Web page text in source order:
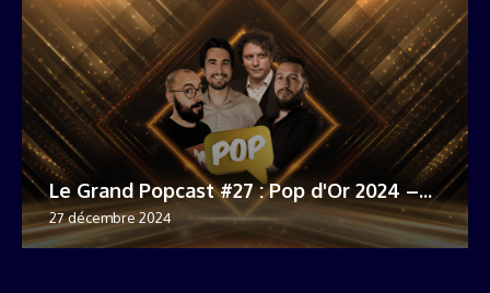
Le Grand Popcast #27 : Pop d'Or 2024 –...
27 décembre 2024